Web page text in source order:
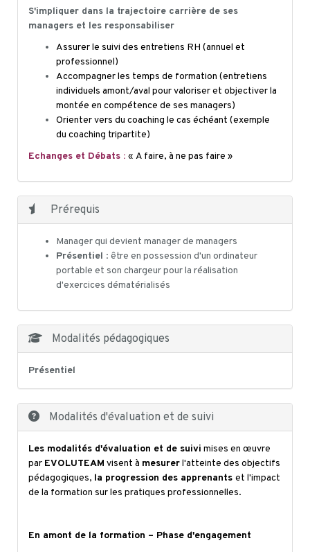
S'impliquer dans la trajectoire carrière de ses
managers et les responsabiliser
Assurer le suivi des entretiens RH (annuel et
professionnel)
Accompagner les temps de formation (entretiens
individuels amont/aval pour valoriser et objectiver la
montée en compétence de ses managers)
Orienter vers du coaching le cas échéant (exemple
du coaching tripartite)
Echanges et Débats : « A faire, à ne pas faire »
Prérequis
Manager qui devient manager de managers
Présentiel : être en possession d'un ordinateur
portable et son chargeur pour la réalisation
d'exercices dématérialisés
Modalités pédagogiques
Présentiel
Modalités d'évaluation et de suivi
Les modalités d'évaluation et de suivi mises en œuvre
par EVOLUTEAM visent à mesurerl'atteinte des objectifs
pédagogiques, la progression des apprenants et l'impact
de la formation sur les pratiques professionnelles.
En amont de la formation – Phase d'engagement